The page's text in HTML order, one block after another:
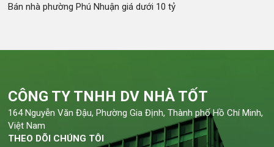
Bán nhà phường Phú Nhuận giá dưới 10 tỷ
CÔNG TY TNHH DV NHÀ TỐT
164 Nguyễn Văn Đậu, Phường Gia Định, Thành phố Hồ Chí Minh,
Việt Nam
THEO DÕI CHÚNG TÔI